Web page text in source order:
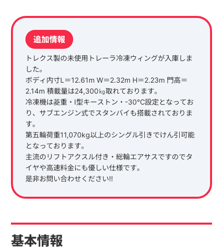
追加情報
トレクス製の未使用トレーラ冷凍ウィングが入庫しま
した。
ボディ内寸L＝12.61m W＝2.32m H＝2.23m 門高＝
2.14m 積載量は24,300㎏取れております。
冷凍機は菱重・I型キーストン・-30℃設定となってお
り、サブエンジン式でスタンバイも搭載されておりま
す。
第五輪荷重11,070kg以上のシングル引きでけん引可能
となっております。
主流のリフトアクスル付き・総輪エアサスですのでタ
イヤや高速料金にも優しい仕様です。
是非お問い合わせください!!
基本情報